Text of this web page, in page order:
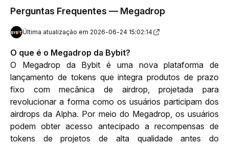
Perguntas Frequentes — Megadrop
Última atualização em 2026-06-24 15:02:14
O que é o Megadrop da Bybit?
O Megadrop da Bybit é uma nova plataforma de
lançamento de tokens que integra produtos de prazo
fixo com mecânica de airdrop, projetada para
revolucionar a forma como os usuários participam dos
airdrops da Alpha. Por meio do Megadrop, os usuários
podem obter acesso antecipado a recompensas de
tokens de projetos de alta qualidade antes do